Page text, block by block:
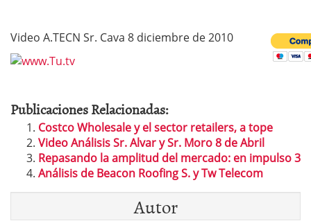
Video A.TECN Sr. Cava 8 diciembre de 2010
Publicaciones Relacionadas:
Costco Wholesale y el sector retailers, a tope
Video Análisis Sr. Alvar y Sr. Moro 8 de Abril
Repasando la amplitud del mercado: en impulso 3
Análisis de Beacon Roofing S. y Tw Telecom
Autor